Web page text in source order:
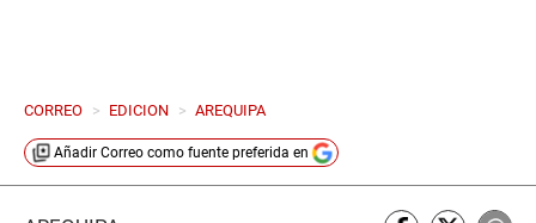
CORREO > EDICION > AREQUIPA
Añadir Correo como fuente preferida en